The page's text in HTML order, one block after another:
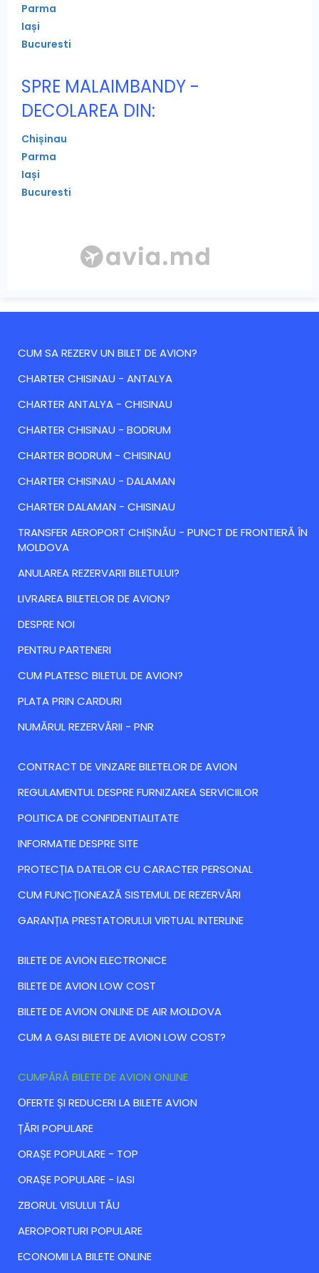
Parma
Iași
Bucuresti
SPRE MALAIMBANDY -
DECOLAREA DIN:
Chișinau
Parma
Iași
Bucuresti
CUM SA REZERV UN BILET DE AVION?
CHARTER CHISINAU - ANTALYA
CHARTER ANTALYA - CHISINAU
CHARTER CHISINAU - BODRUM
CHARTER BODRUM - CHISINAU
CHARTER CHISINAU - DALAMAN
CHARTER DALAMAN - CHISINAU
TRANSFER AEROPORT CHIȘINĂU - PUNCT DE FRONTIERĂ ÎN
MOLDOVA
ANULAREA REZERVARII BILETULUI?
LIVRAREA BILETELOR DE AVION?
DESPRE NOI
PENTRU PARTENERI
CUM PLATESC BILETUL DE AVION?
PLATA PRIN CARDURI
NUMĂRUL REZERVĂRII - PNR
CONTRACT DE VINZARE BILETELOR DE AVION
REGULAMENTUL DESPRE FURNIZAREA SERVICIILOR
POLITICA DE CONFIDENTIALITATE
INFORMATIE DESPRE SITE
PROTECȚIA DATELOR CU CARACTER PERSONAL
CUM FUNCȚIONEAZĂ SISTEMUL DE REZERVĂRI
GARANȚIA PRESTATORULUI VIRTUAL INTERLINE
BILETE DE AVION ELECTRONICE
BILETE DE AVION LOW COST
BILETE DE AVION ONLINE DE AIR MOLDOVA
CUM A GASI BILETE DE AVION LOW COST?
CUMPĂRĂ BILETE DE AVION ONLINE
ОFERTE ȘI REDUCERI LA BILETE AVION
ȚĂRI POPULARE
ORAȘE POPULARE - TOP
ORAȘE POPULARE - IASI
ZBORUL VISULUI TĂU
AEROPORTURI POPULARE
ECONOMII LA BILETE ONLINE